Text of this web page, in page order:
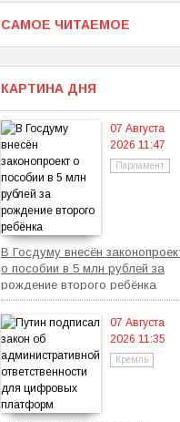
САМОЕ ЧИТАЕМОЕ
КАРТИНА ДНЯ
07 Августа
2026 11:47
Парламент
В Госдуму внесён
о пособии в 5 млн рублей за
рождение второго ребёнка
07 Августа
2026 11:35
Кремль